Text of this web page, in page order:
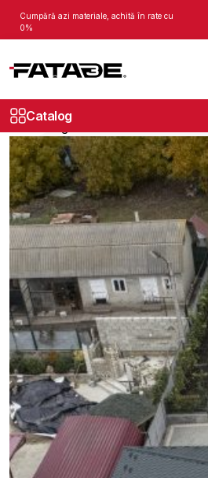
Cumpără azi materiale, achită în rate cu
0%
Catalog
marketing